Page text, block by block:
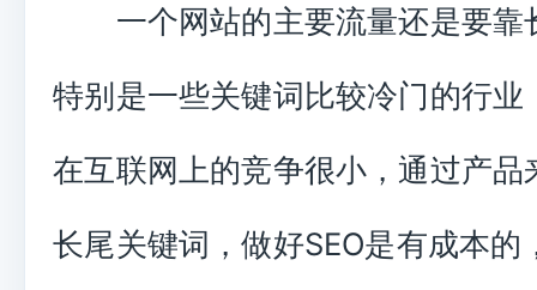
一个网站的主要流量还是要靠
特别是一些关键词比较冷门的行业
在互联网上的竞争很小，通过产品
长尾关键词，做好SEO是有成本的